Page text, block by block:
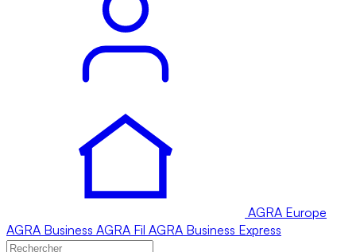
AGRA Europe
AGRA Business AGRA Fil AGRA Business Express